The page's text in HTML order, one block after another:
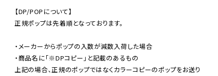
【DP/POPについて】
正規ポップは先着順となっております。
・メーカーからポップの入数が減数入荷した場合
・商品名に「※DPコピー」と記載のあるもの
上記の場合、正規のポップではなくカラーコピーのポップをお送り